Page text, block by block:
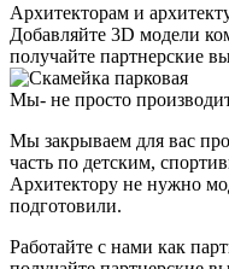
Архитекторам и
Добавляйте 3D модели
получайте партнерские
Мы- не просто
Мы закрываем для вас
часть по детским,
Архитектору не нужно
подготовили.
Работайте с нами как